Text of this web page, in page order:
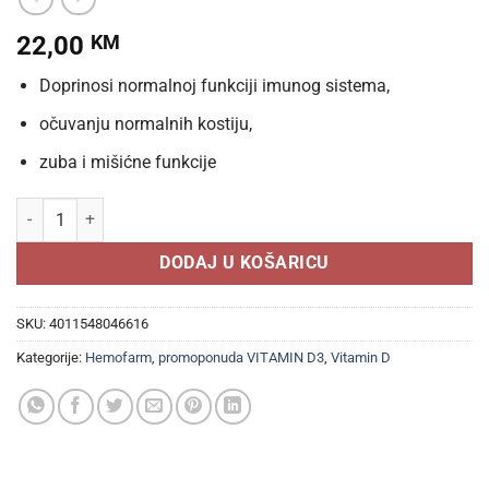
22,00 KM
Doprinosi normalnoj funkciji imunog sistema,
očuvanju normalnih kostiju,
zuba i mišićne funkcije
EUNOVA D3 SPREJ 2000 IJ 8ml, Doprinosi normalnoj funkciji
DODAJ U KOŠARICU
SKU: 4011548046616
Kategorije: Hemofarm, promoponuda VITAMIN D3, Vitamin D